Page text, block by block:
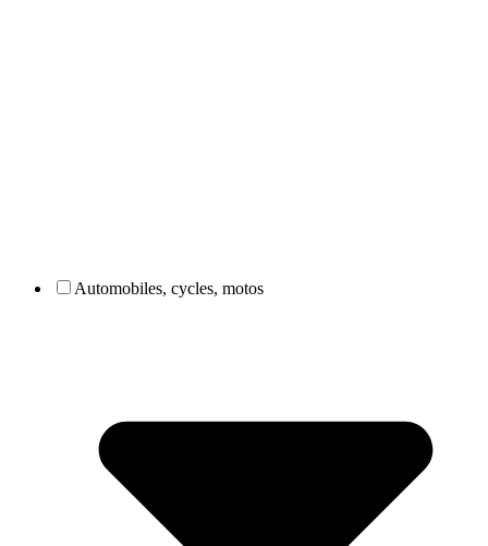
Automobiles, cycles, motos